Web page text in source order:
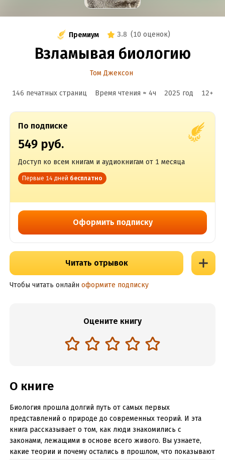
Премиум 3.8 (10 оценок)
Взламывая биологию
Том Джексон
146 печатных страниц Время чтения ≈ 4ч 2025 год 12+
По подписке
549 руб.
Доступ ко всем книгам и аудиокнигам от 1 месяца
Первые 14 дней бесплатно
Оформить подписку
Читать отрывок
Чтобы читать онлайн оформите подписку
Оцените книгу
О книге
Биология прошла долгий путь от самых первых
представлений о природе до современных теорий. И эта
книга рассказывает о том, как люди знакомились с
законами, лежащими в основе всего живого. Вы узнаете,
какие теории и почему остались в прошлом, что показывают